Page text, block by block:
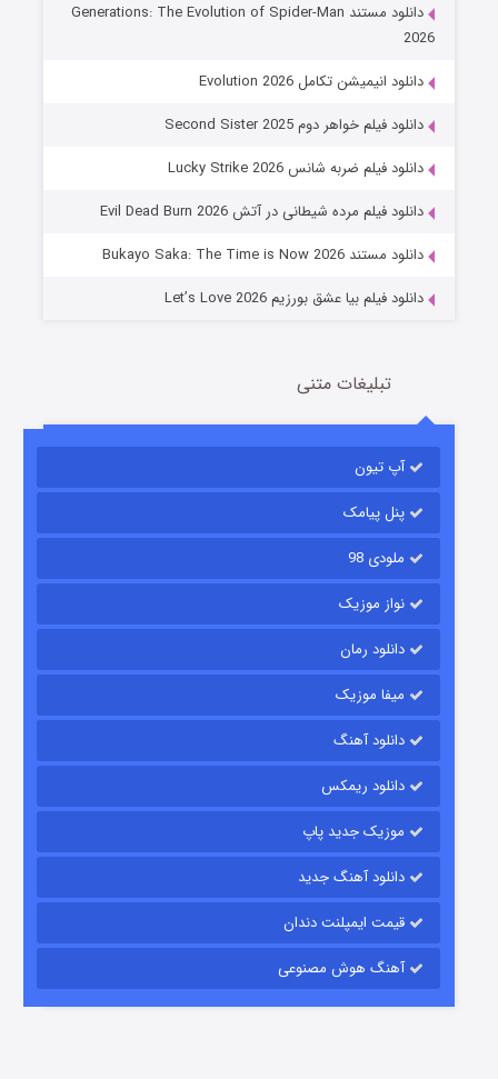
جادوگری در مغولستان
باب اسفنجی فصل ۱۷
قسمت6 (زیرنویس) منتشر شد
قسمت15 (دوبله) منتشر شد
دانلود مستند Generations: The Evolution of Spider-Man
2026
دانلود انیمیشن تکامل Evolution 2026
دانلود فیلم خواهر دوم Second Sister 2025
دانلود فیلم ضربه شانس Lucky Strike 2026
دانلود فیلم مرده شیطانی در آتش Evil Dead Burn 2026
دانلود مستند Bukayo Saka: The Time is Now 2026
دانلود فیلم بیا عشق بورزیم Let’s Love 2026
تبلیغات متنی
آپ تیون
پنل پیامک
ملودی 98
نواز موزیک
دانلود رمان
میفا موزیک
دانلود آهنگ
دانلود ریمکس
موزیک جدید پاپ
دانلود آهنگ جدید
قیمت ایمپلنت دندان
آهنگ هوش مصنوعی